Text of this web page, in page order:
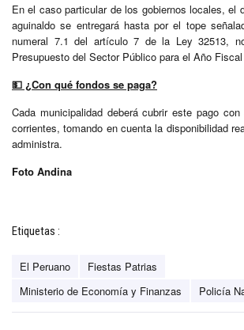
En el caso particular de los gobiernos locales, el
aguinaldo se entregará hasta por el tope
numeral 7.1 del artículo 7 de la Ley 32513,
Presupuesto del Sector Público para el Año
💵 ¿Con qué fondos se paga?
Cada municipalidad deberá cubrir este pago
corrientes, tomando en cuenta la disponibilidad
administra.
Foto Andina
Etiquetas :
El Peruano
Fiestas Patrias
Ministerio de Economía y Finanzas
Policía